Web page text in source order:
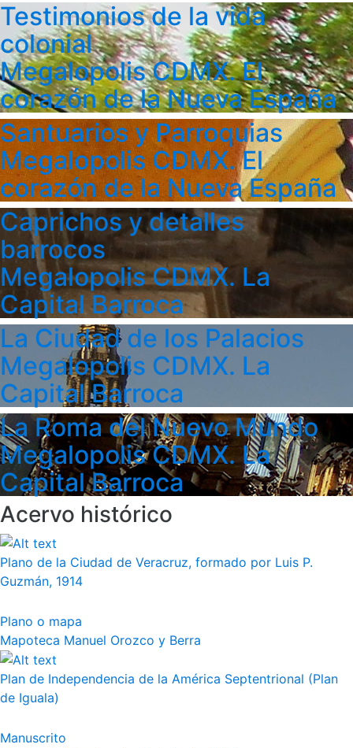
Testimonios de la vida
colonial
Megalopolis CDMX. El
corazón de la Nueva España
Santuarios y Parroquias
Megalopolis CDMX. El
corazón de la Nueva España
Caprichos y detalles
barrocos
Megalopolis CDMX. La
Capital Barroca
La Ciudad de los Palacios
Megalopolis CDMX. La
Capital Barroca
La Roma del Nuevo Mundo
Megalopolis CDMX. La
Capital Barroca
Acervo histórico
Plano de la Ciudad de Veracruz, formado por Luis P.
Guzmán, 1914
Plano o mapa
Mapoteca Manuel Orozco y Berra
Plan de Independencia de la América Septentrional (Plan
de Iguala)
Manuscrito